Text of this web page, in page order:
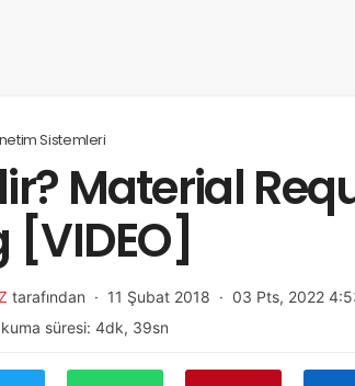
Sistemleri
Material
tarafından 11 Şubat 2018
03 Pts, 2022
süresi: 4dk, 39sn